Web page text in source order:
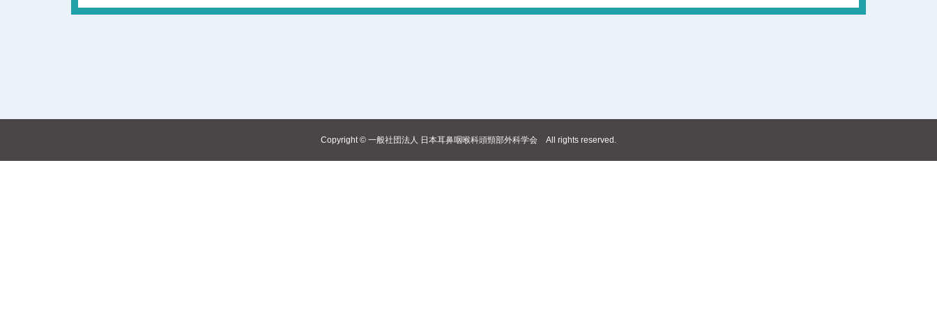
Copyright © 一般社団法人 日本耳鼻咽喉科頭頸部外科学会 All rights reserved.